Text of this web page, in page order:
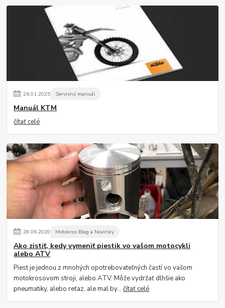
26.01.2025 Servisný manuál
Manuál KTM
čítať celé
28.06.2020 Motokros Blog a Novinky
Ako zistiť, kedy vymeniť piestik vo vašom motocykli
alebo ATV
Piest je jednou z mnohých opotrebovateľných častí vo vašom
motokrosovom stroji, alebo ATV. Môže vydržať dlhšie ako
pneumatiky, alebo reťaz, ale mal by...čítať celé